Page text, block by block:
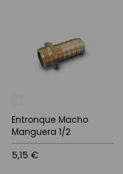
Entronque Macho
Manguera 1/2
5,15 €